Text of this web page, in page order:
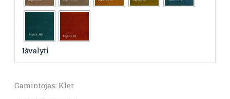
Išvalyti
Gamintojas: Kler